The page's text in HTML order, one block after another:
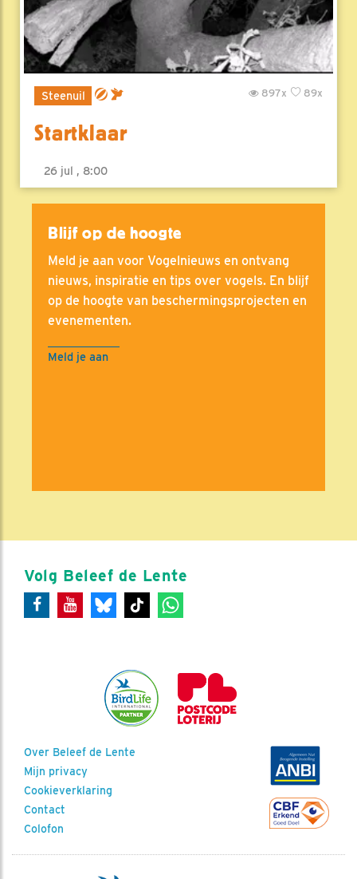
Steenuil 89x
897x
Startklaar
26 jul , 8:00
Blijf op de hoogte
Meld je aan voor Vogelnieuws en ontvang
nieuws, inspiratie en tips over vogels. En blijf
op de hoogte van beschermingsprojecten en
evenementen.
Meld je aan
Volg Beleef de Lente
Over Beleef de Lente
Mijn privacy
Cookieverklaring
Contact
Colofon